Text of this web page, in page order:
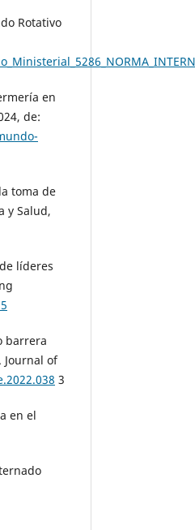
Rotativo
en
de:
toma de
y Salud,
líderes
barrera
of
3
en el